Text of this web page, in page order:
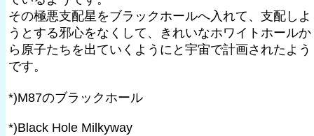
その極悪支配星をブラックホールへ入れて、支配しよ
うとする邪心をなくして、きれいなホワイトホールか
ら原子たちを出ていくようにと宇宙で計画されたよう
です。
*)M87のブラックホール
*)Black Hole Milkyway